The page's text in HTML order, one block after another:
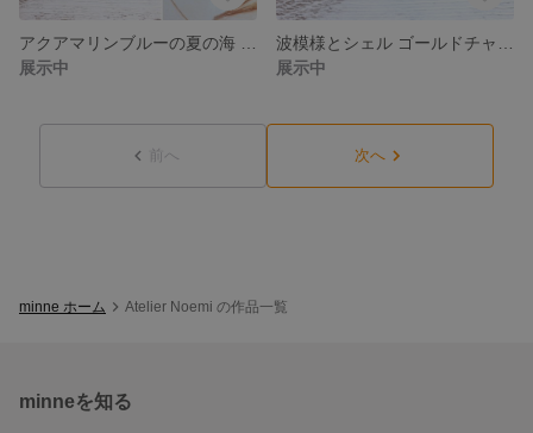
展示中
展示中
前へ 次へ
minne ホーム Atelier Noemi の作品一覧
minneを知る